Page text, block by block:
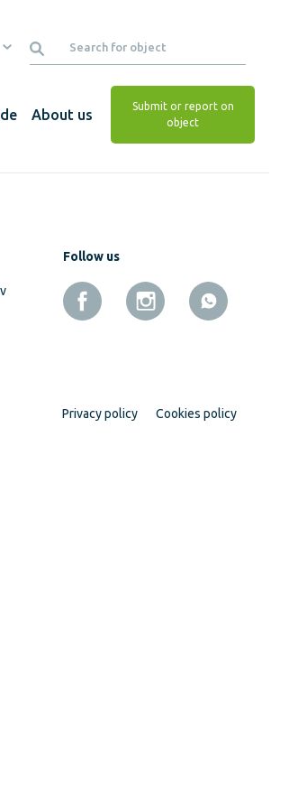
About us
Submit or report on
object
Follow us
Privacy policy Cookies policy